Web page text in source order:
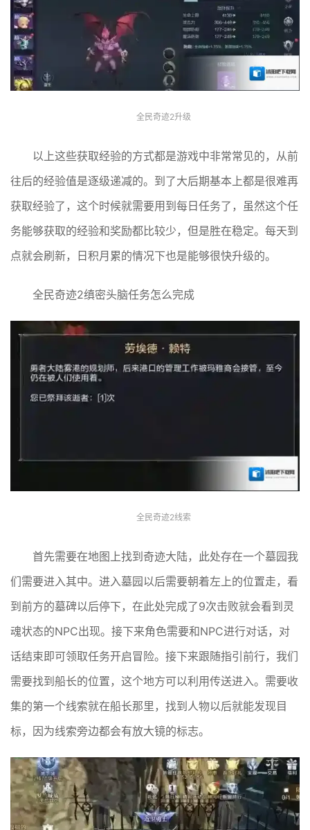
全民奇迹2升级
以上这些获取经验的方式都是游戏中非常常见的，从前
往后的经验值是逐级递减的。到了大后期基本上都是很难再
获取经验了，这个时候就需要用到每日任务了，虽然这个任
务能够获取的经验和奖励都比较少，但是胜在稳定。每天到
点就会刷新，日积月累的情况下也是能够很快升级的。
全民奇迹2缜密头脑任务怎么完成
全民奇迹2线索
首先需要在地图上找到奇迹大陆，此处存在一个墓园我
们需要进入其中。进入墓园以后需要朝着左上的位置走，看
到前方的墓碑以后停下，在此处完成了9次击败就会看到灵
魂状态的NPC出现。接下来角色需要和NPC进行对话，对
话结束即可领取任务开启冒险。接下来跟随指引前行，我们
需要找到船长的位置，这个地方可以利用传送进入。需要收
集的第一个线索就在船长那里，找到人物以后就能发现目
标，因为线索旁边都会有放大镜的标志。